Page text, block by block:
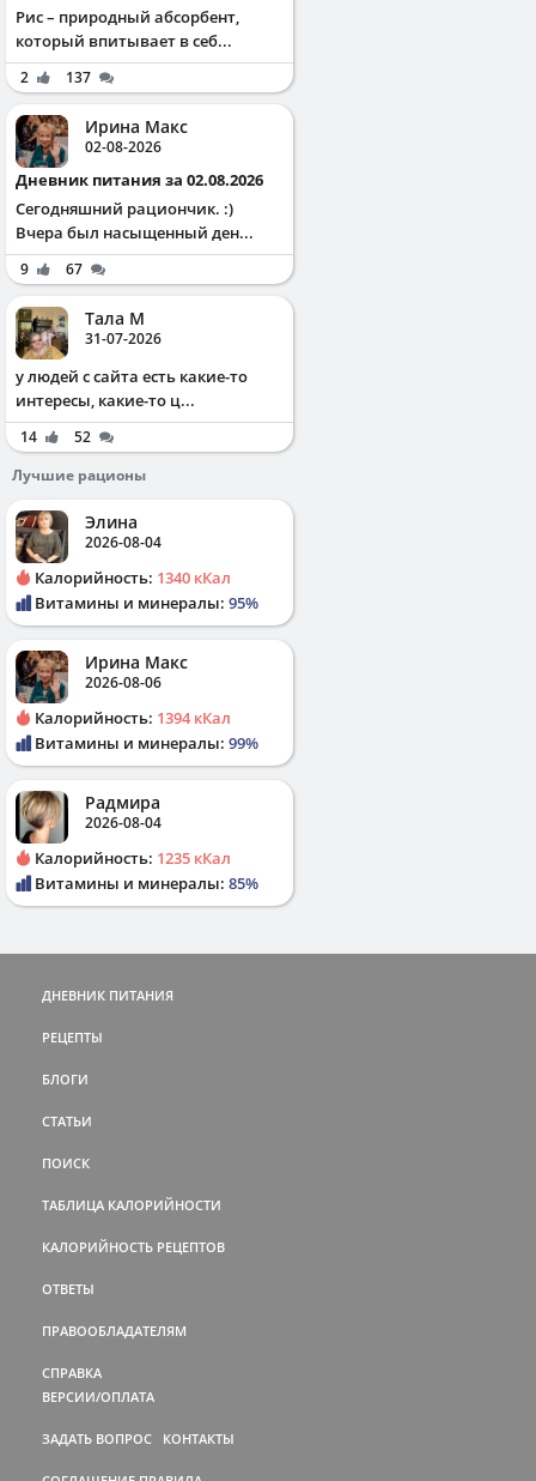
Рис – природный абсорбент,
который впитывает в себ...
2 137
Ирина Макс
02-08-2026
Дневник питания за 02.08.2026
Сегодняшний рациончик. :)
Вчера был насыщенный ден...
9 67
Тала М
31-07-2026
у людей с сайта есть какие-то
интересы, какие-то ц...
14
52
Лучшие рационы
Элина
2026-08-04
Калорийность: 1340 кКал
Витамины и минералы: 95%
Ирина Макс
2026-08-06
Калорийность: 1394 кКал
Витамины и минералы: 99%
Радмира
2026-08-04
Калорийность: 1235 кКал
Витамины и минералы: 85%
ДНЕВНИК ПИТАНИЯ
РЕЦЕПТЫ
БЛОГИ
СТАТЬИ
ПОИСК
ТАБЛИЦА КАЛОРИЙНОСТИ
КАЛОРИЙНОСТЬ РЕЦЕПТОВ
ОТВЕТЫ
ПРАВООБЛАДАТЕЛЯМ
СПРАВКА
ВЕРСИИ/ОПЛАТА
ЗАДАТЬ ВОПРОС КОНТАКТЫ